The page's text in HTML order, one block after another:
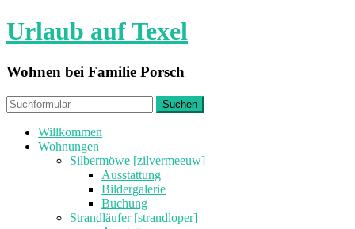
Urlaub auf Texel
Wohnen bei Familie Porsch
Willkommen
Wohnungen
Silbermöwe [zilvermeeuw]
Ausstattung
Bildergalerie
Buchung
Strandläufer [strandloper]